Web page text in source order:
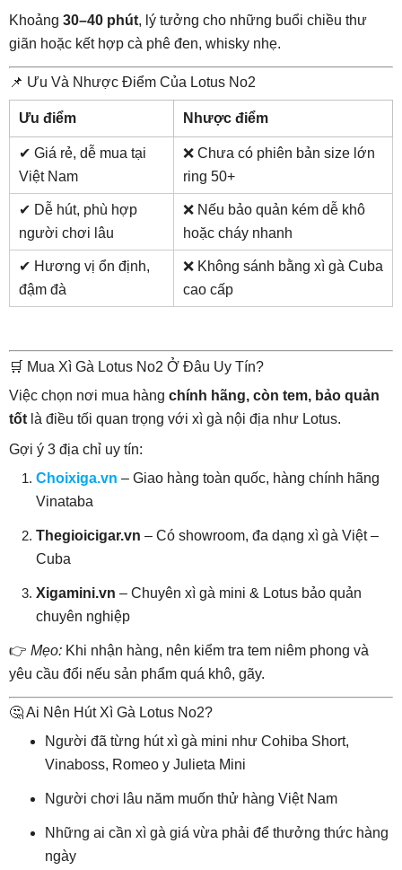
Khoảng 30–40 phút, lý tưởng cho những buổi chiều thư
giãn hoặc kết hợp cà phê đen, whisky nhẹ.
📌 Ưu Và Nhược Điểm Của Lotus No2
Ưu điểm Nhược điểm
✔ Giá rẻ, dễ mua tại
Việt Nam
❌ Chưa có phiên bản size lớn
ring 50+
✔ Dễ hút, phù hợp
người chơi lâu
❌ Nếu bảo quản kém dễ khô
hoặc cháy nhanh
✔ Hương vị ổn định,
đậm đà
❌ Không sánh bằng xì gà Cuba
cao cấp
🛒 Mua Xì Gà Lotus No2 Ở Đâu Uy Tín?
Việc chọn nơi mua hàng chính hãng, còn tem, bảo quản
tốt là điều tối quan trọng với xì gà nội địa như Lotus.
Gợi ý 3 địa chỉ uy tín:
Choixiga.vn – Giao hàng toàn quốc, hàng chính hãng
Vinataba
Thegioicigar.vn – Có showroom, đa dạng xì gà Việt –
Cuba
Xigamini.vn – Chuyên xì gà mini & Lotus bảo quản
chuyên nghiệp
👉 Mẹo: Khi nhận hàng, nên kiểm tra tem niêm phong và
yêu cầu đổi nếu sản phẩm quá khô, gãy.
🤔 Ai Nên Hút Xì Gà Lotus No2?
Người đã từng hút xì gà mini như Cohiba Short,
Vinaboss, Romeo y Julieta Mini
Người chơi lâu năm muốn thử hàng Việt Nam
Những ai cần xì gà giá vừa phải để thưởng thức hàng
ngày